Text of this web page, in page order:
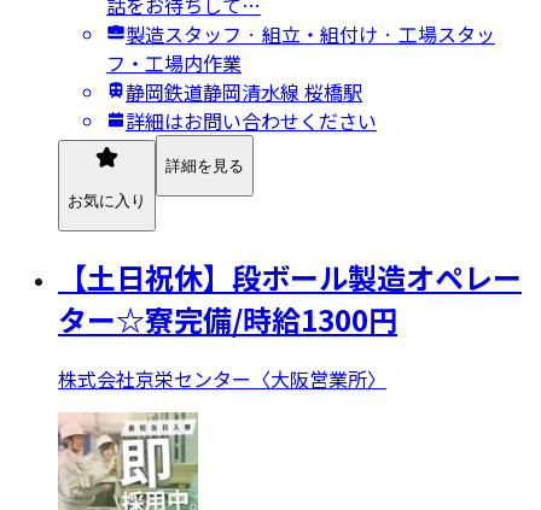
製造スタッフ · 組立・組付け · 工場スタッ
フ・工場内作業
静岡鉄道静岡清水線 桜橋駅
詳細はお問い合わせください
お気に入り
詳細を見る
【土日祝休】段ボール製造オペレー
ター☆寮完備/時給1300円
株式会社京栄センター〈大阪営業所〉